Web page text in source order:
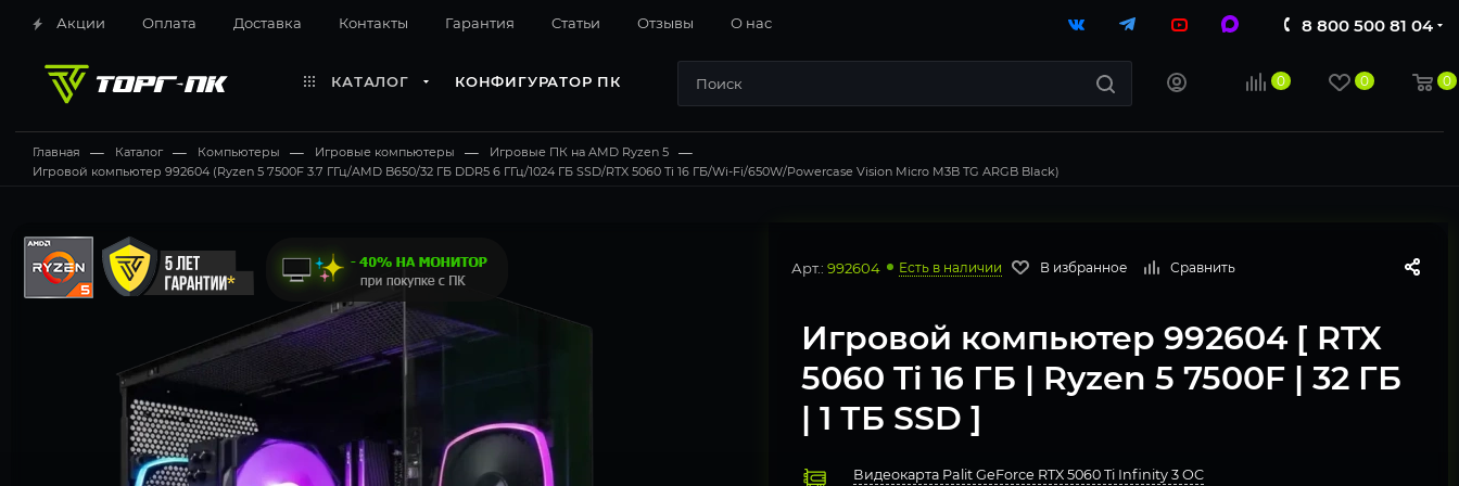
Акции Оплата Доставка Контакты Гарантия Cтатьи Отзывы О нас 8 800 500 81 04
КАТАЛОГ КОНФИГУРАТОР ПК 0 0 0
Главная — Каталог — Компьютеры — Игровые компьютеры — Игровые ПК на AMD Ryzen 5 —
Игровой компьютер 992604 (Ryzen 5 7500F 3.7 ГГц/AMD B650/32 ГБ DDR5 6 ГГц/1024 ГБ SSD/RTX 5060 Ti 16 ГБ/Wi-Fi/650W/Powercase Vision Micro M3B TG ARGB Black)
Арт.: 992604 Есть в наличии В избранное Сравнить
Игровой компьютер 992604 [ RTX
5060 Ti 16 ГБ | Ryzen 5 7500F | 32 ГБ
| 1 ТБ SSD ]
Видеокарта Palit GeForce RTX 5060 Ti Infinity 3 OC